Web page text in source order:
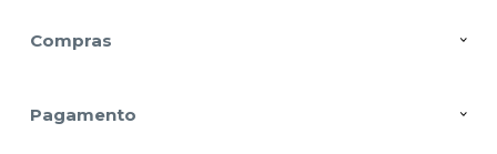
Compras
Pagamento